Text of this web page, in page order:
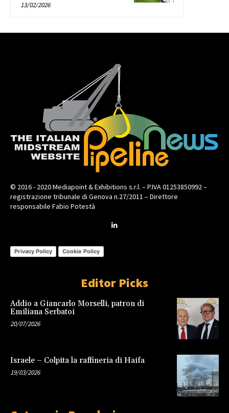
13/02/2026
© 2016 - 2020 Mediapoint & Exhibitions s.r.l. – P.IVA 01253850992 –
registrazione tribunale di Genova n.27/2011 – Direttore
responsabile Fabio Potestà
Privacy Policy Cookie Policy
Editor Picks
Addio a Giancarlo Morselli, patron di
Emiliana Serbatoi
20/07/2026
Israele – Colpita la raffineria di Haifa
19/03/2026